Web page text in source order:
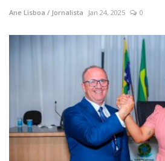
Ane Lisboa / Jornalista Jan 24, 2025 0